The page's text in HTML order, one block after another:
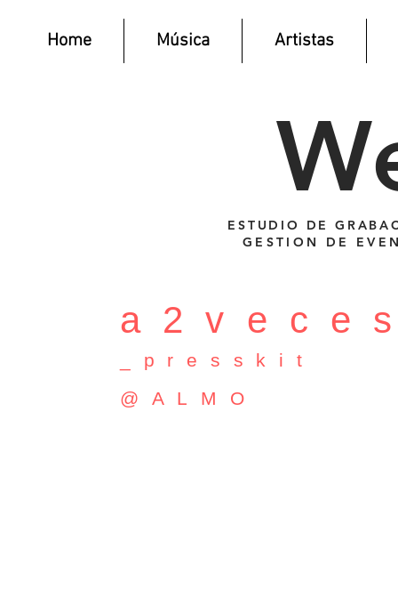
Home Música Artistas
ESTUDIO DE
GESTION DE
_presskit
@ALMO